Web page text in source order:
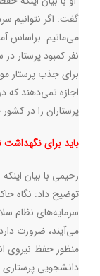
گفت: اگر نتوانیم
نفر کمبود پرستار
برای جذب پرستار
اجازه نمی‌دهند که
پرستاران را در
باید برای
توضیح داد: نگاه
سرمایه‌های نظام
می‌آیند، ضرورت
منظور حفظ نیروی
دانشجویی پرستاری